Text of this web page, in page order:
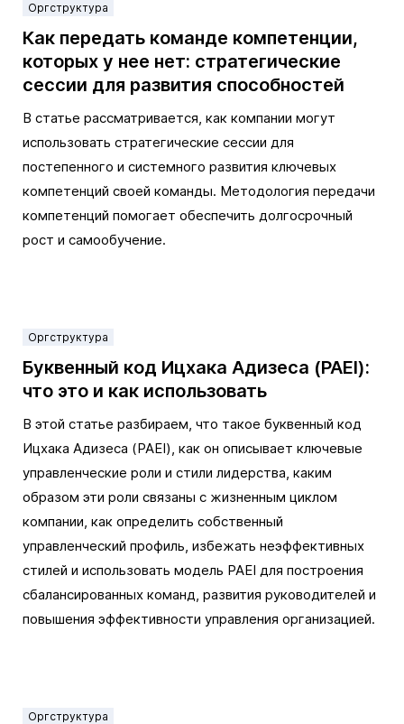
Оргструктура
Как передать команде компетенции,
которых у нее нет: стратегические
сессии для развития способностей
В статье рассматривается, как компании могут
использовать стратегические сессии для
постепенного и системного развития ключевых
компетенций своей команды. Методология передачи
компетенций помогает обеспечить долгосрочный
рост и самообучение.
Оргструктура
Буквенный код Ицхака Адизеса (PAEI):
что это и как использовать
В этой статье разбираем, что такое буквенный код
Ицхака Адизеса (PAEI), как он описывает ключевые
управленческие роли и стили лидерства, каким
образом эти роли связаны с жизненным циклом
компании, как определить собственный
управленческий профиль, избежать неэффективных
стилей и использовать модель PAEI для построения
сбалансированных команд, развития руководителей и
повышения эффективности управления организацией.
Оргструктура